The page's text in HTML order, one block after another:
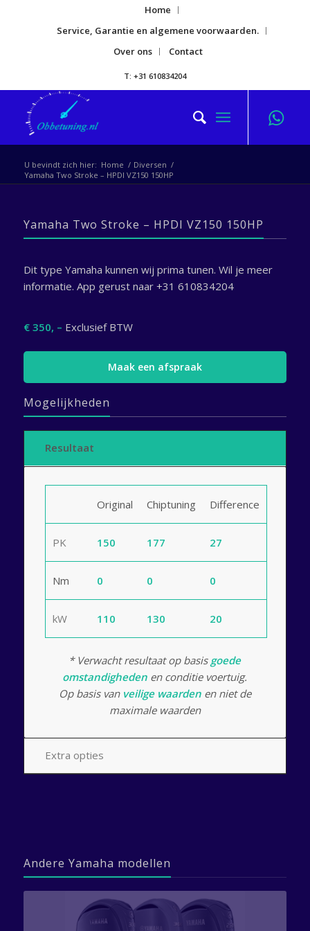
Home
Service, Garantie en algemene voorwaarden.
Over ons
Contact
T: +31 610834204
U bevindt zich hier: Home / Diversen /
Yamaha Two Stroke – HPDI VZ150 150HP
Yamaha Two Stroke – HPDI VZ150 150HP
Dit type Yamaha kunnen wij prima tunen. Wil je meer
informatie. App gerust naar +31 610834204
€ 350, – Exclusief BTW
Maak een afspraak
Mogelijkheden
Resultaat
Original Chiptuning Difference
PK 150 177 27
Nm 0 0 0
kW 110 130 20
* Verwacht resultaat op basis goede
omstandigheden en conditie voertuig.
Op basis van veilige waardenen niet de
maximale waarden
Extra opties
Andere Yamaha modellen